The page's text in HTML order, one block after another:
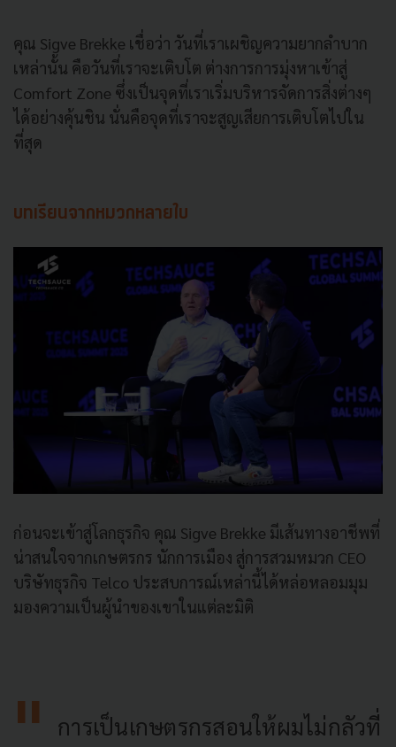
คุณ Sigve Brekke เชื่อว่า วันที่เราเผชิญความยากลำบาก
เหล่านั้น คือวันที่เราจะเติบโต ต่างการการมุ่งหาเข้าสู่
Comfort Zone ซึ่งเป็นจุดที่เราเริ่มบริหารจัดการสิ่งต่างๆ
ได้อย่างคุ้นชิน นั่นคือจุดที่เราจะสูญเสียการเติบโตไปใน
ที่สุด
บทเรียนจากหมวกหลายใบ
ก่อนจะเข้าสู่โลกธุรกิจ คุณ Sigve Brekke มีเส้นทางอาชีพที่
น่าสนใจจากเกษตรกร นักการเมือง สู่การสวมหมวก CEO
บริษัทธุรกิจ Telco ประสบการณ์เหล่านี้ได้หล่อหลอมมุม
มองความเป็นผู้นำของเขาในแต่ละมิติ
การเป็นเกษตรกรสอนให้ผมไม่กลัวที่